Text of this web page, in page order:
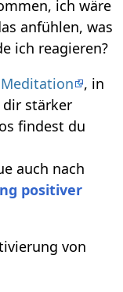
ich wäre
anfühlen, was
ich reagieren?
Meditation
, in
dir stärker
findest du
auch nach
positiver
von